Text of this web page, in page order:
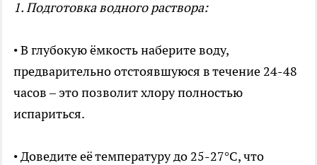
1. Подготовка водного раствора:
• В глубокую ёмкость наберите воду,
предварительно отстоявшуюся в течение 24-48
часов – это позволит хлору полностью
испариться.
• Доведите её температуру до 25-27°C, что